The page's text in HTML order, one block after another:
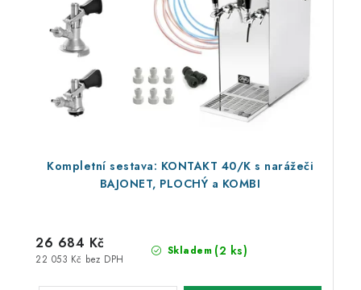
Kompletní sestava: KONTAKT 40/K s narážeči
BAJONET, PLOCHÝ a KOMBI
Skladem (2 ks)
22 053 Kč bez DPH
26 684 Kč